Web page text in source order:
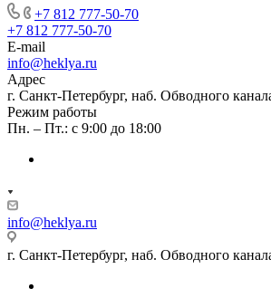
+7 812 777-50-70
+7 812 777-50-70
E-mail
info@heklya.ru
Адрес
г. Санкт-Петербург, наб. Обводного
Режим работы
Пн. – Пт.: с 9:00 до 18:00
info@heklya.ru
г. Санкт-Петербург, наб. Обводного